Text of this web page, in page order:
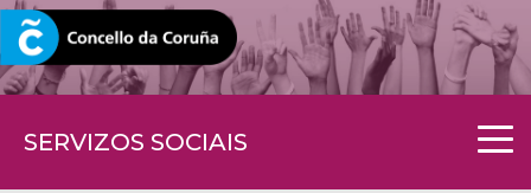
SERVIZOS SOCIAIS
CORUNA.GAL